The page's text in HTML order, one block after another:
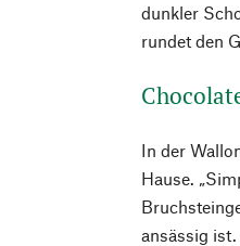
dunkler
rundet den
In der
Hause.
ansässig